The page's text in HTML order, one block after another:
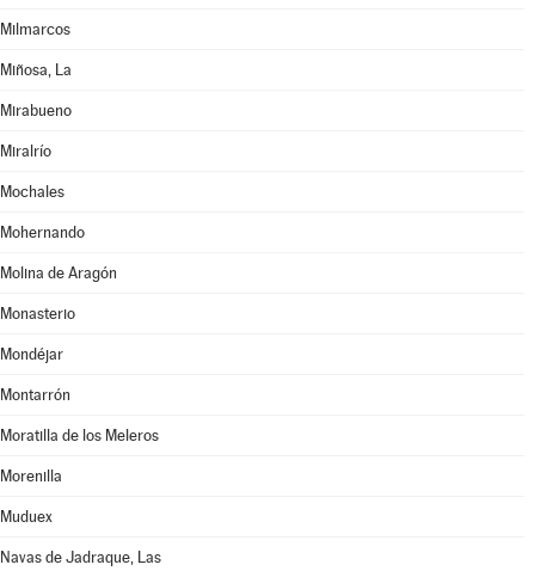
Milmarcos
Miñosa, La
Mirabueno
Miralrío
Mochales
Mohernando
Molina de Aragón
Monasterio
Mondéjar
Montarrón
Moratilla de los Meleros
Morenilla
Muduex
Navas de Jadraque, Las